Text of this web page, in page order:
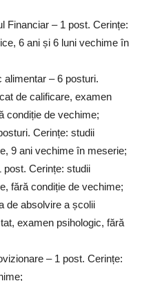
Financiar – 1 post. Cerințe:
6 ani și 6 luni vechime în
– 6 posturi.
de calificare, examen
condiție de vechime;
Cerințe: studii
9 ani vechime în meserie;
post. Cerințe: studii
fără condiție de vechime;
de absolvire a școlii
examen psihologic, fără
– 1 post. Cerințe: